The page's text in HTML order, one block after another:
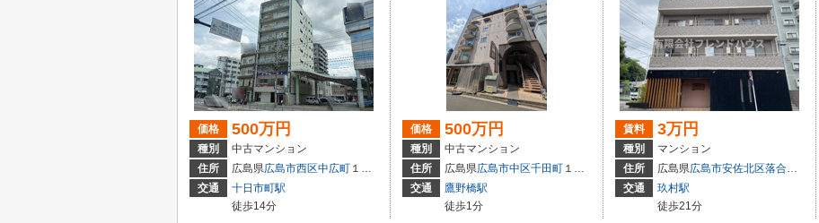
価格 500万円
種別
中古マンション
住所
広島県広島市西区中広町 １丁目3-18
交通
十日市町駅
徒歩14分
価格 500万円
種別
中古マンション
住所
広島県広島市中区千田町 １丁目3-9
交通
鷹野橋駅
徒歩1分
賃料 3万円
種別
マンション
住所
広島県広島市安佐北区落合南
２
交通
玖村駅
徒歩21分